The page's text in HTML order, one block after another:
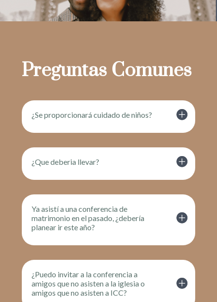
Preguntas Comunes
¿Se proporcionará cuidado de niños?
¿Que deberia llevar?
Ya asistí a una conferencia de
matrimonio en el pasado, ¿debería
planear ir este año?
¿Puedo invitar a la conferencia a
amigos que no asisten a la iglesia o
amigos que no asisten a ICC?